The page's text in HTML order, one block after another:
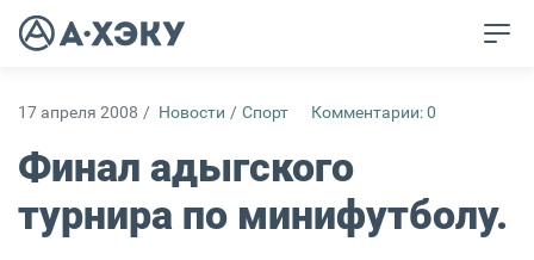
17 апреля 2008 / Новости / Спорт Комментарии: 0
Финал адыгского
турнира по минифутболу.